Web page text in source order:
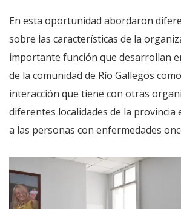
En esta oportunidad abordaron
sobre las características de la
importante función que desarrollan
de la comunidad de Río Gallegos
interacción que tiene con otras
diferentes localidades de la provincia
a las personas con enfermedades